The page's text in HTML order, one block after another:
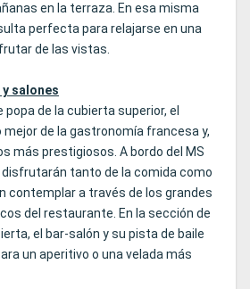
en la terraza. En esa misma
perfecta para relajarse en una
de las vistas.
salones
de la cubierta superior, el
de la gastronomía francesa y,
más prestigiosos. A bordo del MS
tanto de la comida como
contemplar a través de los grandes
del restaurante. En la sección de
el bar-salón y su pista de baile
un aperitivo o una velada más